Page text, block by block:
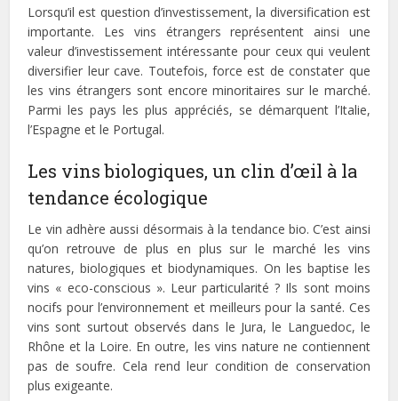
Lorsqu’il est question d’investissement, la diversification est
importante. Les vins étrangers représentent ainsi une
valeur d’investissement intéressante pour ceux qui veulent
diversifier leur cave. Toutefois, force est de constater que
les vins étrangers sont encore minoritaires sur le marché.
Parmi les pays les plus appréciés, se démarquent l’Italie,
l’Espagne et le Portugal.
Les vins biologiques, un clin d’œil à la
tendance écologique
Le vin adhère aussi désormais à la tendance bio. C’est ainsi
qu’on retrouve de plus en plus sur le marché les vins
natures, biologiques et biodynamiques. On les baptise les
vins « eco-conscious ». Leur particularité ? Ils sont moins
nocifs pour l’environnement et meilleurs pour la santé. Ces
vins sont surtout observés dans le Jura, le Languedoc, le
Rhône et la Loire. En outre, les vins nature ne contiennent
pas de soufre. Cela rend leur condition de conservation
plus exigeante.